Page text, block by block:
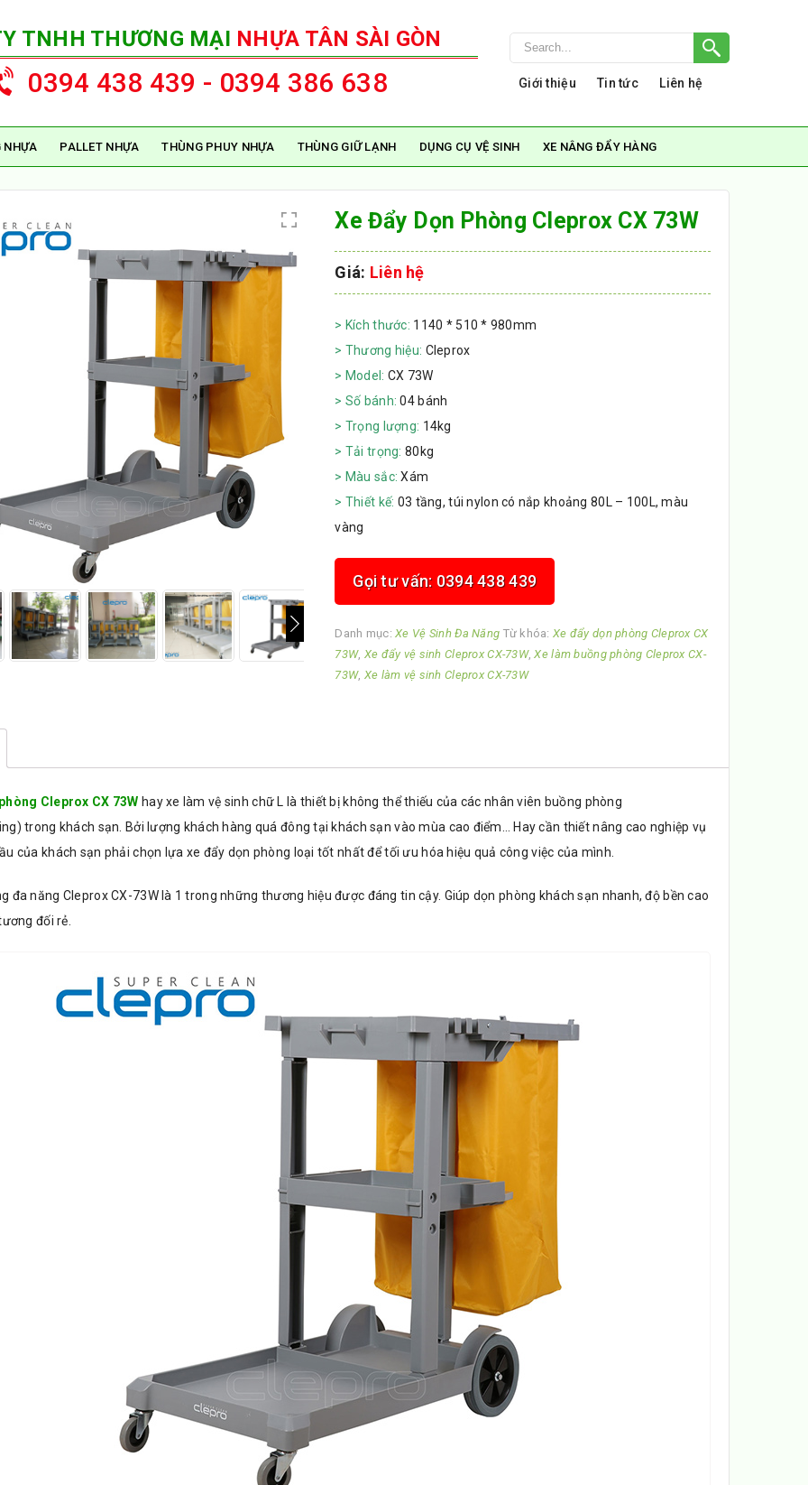
TNHH THƯƠNG MẠI NHỰA TÂN SÀI GÒN
0394 438 439 - 0394 386 638 Giới thiệu Tin tức Liên hệ
NHỰA PALLET NHỰA THÙNG PHUY NHỰA THÙNG GIỮ LẠNH DỤNG CỤ VỆ SINH XE NÂNG ĐẨY HÀNG
Xe Đẩy Dọn Phòng Cleprox CX 73W
Giá: Liên hệ
> Kích thước: 1140 * 510 * 980mm
> Thương hiệu: Cleprox
> Model: CX 73W
> Số bánh: 04 bánh
> Trọng lượng: 14kg
> Tải trọng: 80kg
> Màu sắc: Xám
> Thiết kế: 03 tầng, túi nylon có nắp khoảng 80L – 100L, màu
vàng
Gọi tư vấn: 0394 438 439
Danh mục:Xe Vệ Sinh Đa Năng Từ khóa:Xe đẩy dọn phòng Cleprox CX
73W, Xe đẩy vệ sinh Cleprox CX-73W,Xe làm buồng phòng Cleprox CX-
73W, Xe làm vệ sinh Cleprox CX-73W
Cleprox CX 73W hay xe làm vệ sinh chữ L là thiết bị không thể thiếu của các nhân viên buồng phòng
trong khách sạn. Bởi lượng khách hàng quá đông tại khách sạn vào mùa cao điểm… Hay cần thiết nâng cao nghiệp vụ
của khách sạn phải chọn lựa xe đẩy dọn phòng loại tốt nhất để tối ưu hóa hiệu quả công việc của mình.
đa năng Cleprox CX-73W là 1 trong những thương hiệu được đáng tin cậy. Giúp dọn phòng khách sạn nhanh, độ bền cao
đối rẻ.